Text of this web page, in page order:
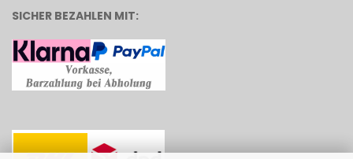
SICHER BEZAHLEN MIT: